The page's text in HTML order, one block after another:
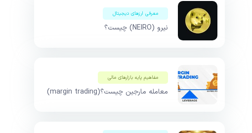
معرفی ارزهای دیجیتال
نیرو (NEIRO) چیست؟
مفاهیم پایه بازار‌های مالی
معامله مارجین چیست؟(margin trading)